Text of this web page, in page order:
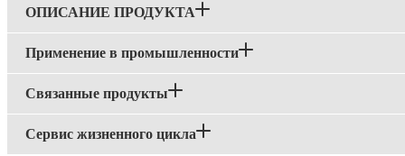
ОПИСАНИЕ ПРОДУКТА
Применение в промышленности
Связанные продукты
Сервис жизненного цикла